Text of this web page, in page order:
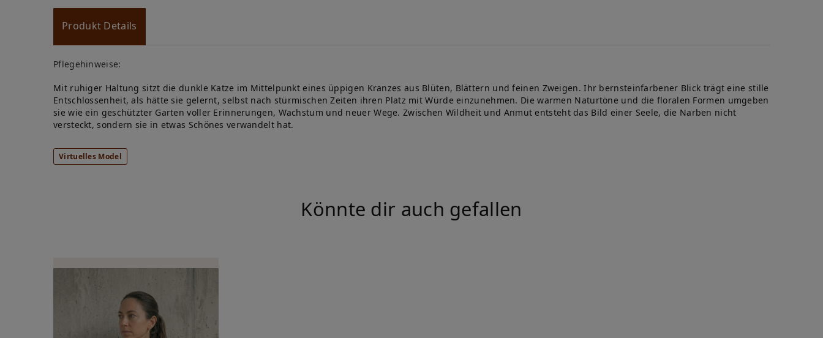
Produkt Details
Pflegehinweise:
Mit ruhiger Haltung sitzt die dunkle Katze im Mittelpunkt eines üppigen Kranzes aus Blüten, Blättern und feinen Zweigen. Ihr bernsteinfarbener Blick trägt eine stille
Entschlossenheit, als hätte sie gelernt, selbst nach stürmischen Zeiten ihren Platz mit Würde einzunehmen. Die warmen Naturtöne und die floralen Formen umgeben
sie wie ein geschützter Garten voller Erinnerungen, Wachstum und neuer Wege. Zwischen Wildheit und Anmut entsteht das Bild einer Seele, die Narben nicht
versteckt, sondern sie in etwas Schönes verwandelt hat.
Virtuelles Model
Könnte dir auch gefallen